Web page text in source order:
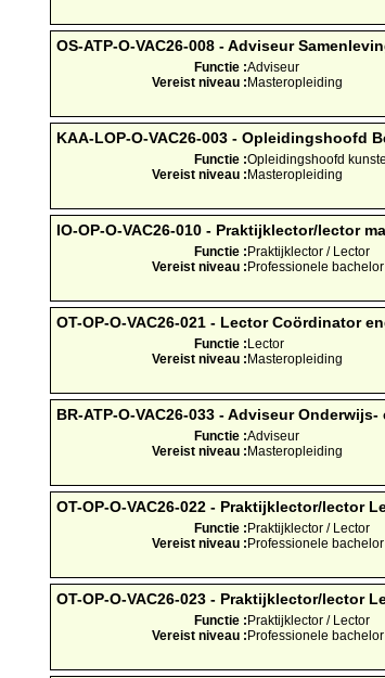
OS-ATP-O-VAC26-008 - Adviseur
Functie :Adviseur
Vereist niveau : Masteropleiding
KAA-LOP-O-VAC26-003 - Opleidingshoofd
Functie :Opleidingshoofd
Vereist niveau : Masteropleiding
IO-OP-O-VAC26-010 - Praktijklector/lector
Functie : Praktijklector / Lector
Vereist niveau : Professionele bachelor
OT-OP-O-VAC26-021 - Lector Coördinator
Functie : Lector
Vereist niveau : Masteropleiding
BR-ATP-O-VAC26-033 - Adviseur
Functie :Adviseur
Vereist niveau : Masteropleiding
OT-OP-O-VAC26-022 - Praktijklector/lector
Functie : Praktijklector / Lector
Vereist niveau : Professionele bachelor
OT-OP-O-VAC26-023 - Praktijklector/lector
Functie : Praktijklector / Lector
Vereist niveau : Professionele bachelor